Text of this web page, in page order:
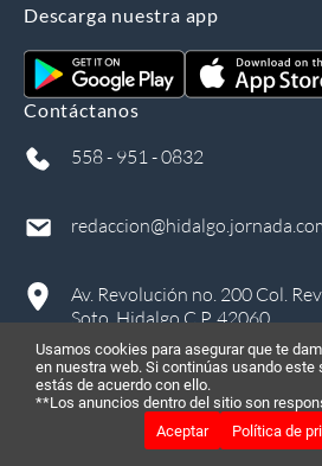
in
Descarga nuestra app
Contáctanos
558 - 951 - 0832
Av. Revolución no. 200 Col.
Soto, Hidalgo C.P. 42060
2026, Todos los
Usamos cookies para asegurar que te
en nuestra web. Si continúas usando este
estás de acuerdo con ello.
**Los anuncios dentro del sitio son
Aceptar
Política de